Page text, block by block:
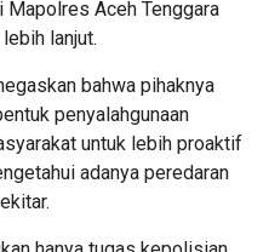
Mapolres Aceh Tenggara
lanjut.
bahwa pihaknya
penyalahgunaan
untuk lebih proaktif
adanya peredaran